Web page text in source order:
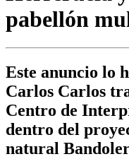
pabellón
Este anuncio lo
Carlos Carlos
Centro de
dentro del
natural